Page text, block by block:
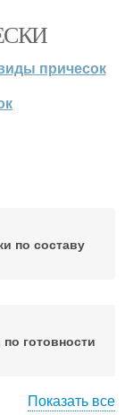
причесок
по составу
готовности
Показать все